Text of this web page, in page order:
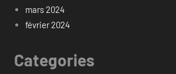
mars 2024
février 2024
Categories